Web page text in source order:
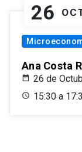
26
Ana Costa
26 de
15:30 a